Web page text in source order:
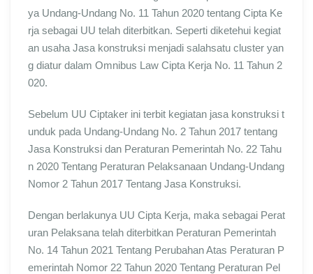
ya Undang-Undang No. 11 Tahun 2020 tentang Cipta Ke
rja sebagai UU telah diterbitkan. Seperti diketehui kegiat
an usaha Jasa konstruksi menjadi salahsatu cluster yan
g diatur dalam Omnibus Law Cipta Kerja No. 11 Tahun 2
020.
Sebelum UU Ciptaker ini terbit kegiatan jasa konstruksi t
unduk pada Undang-Undang No. 2 Tahun 2017 tentang
Jasa Konstruksi dan Peraturan Pemerintah No. 22 Tahu
n 2020 Tentang Peraturan Pelaksanaan Undang-Undang
Nomor 2 Tahun 2017 Tentang Jasa Konstruksi.
Dengan berlakunya UU Cipta Kerja, maka sebagai Perat
uran Pelaksana telah diterbitkan Peraturan Pemerintah
No. 14 Tahun 2021 Tentang Perubahan Atas Peraturan P
emerintah Nomor 22 Tahun 2020 Tentang Peraturan Pel